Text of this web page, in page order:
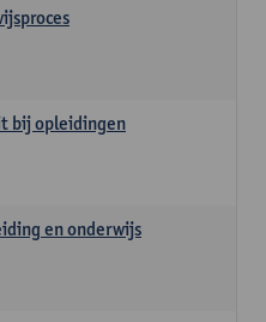
bij opleidingen
en onderwijs